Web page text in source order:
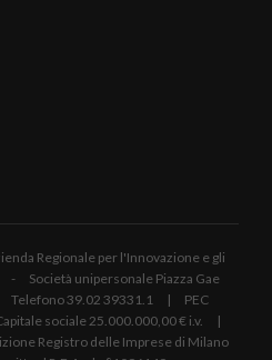
Regionale per l'Innovazione e gli
Società unipersonale Piazza Gae
Telefono 39.02 39331.1 | PEC
sociale 25.000.000,00 € i.v. |
Registro delle Imprese di Milano